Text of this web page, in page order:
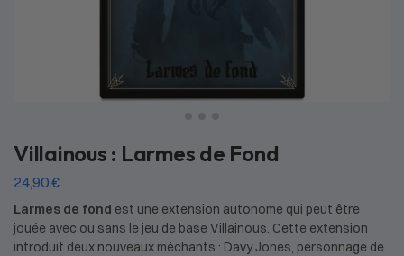
Villainous : Larmes de Fond
24,90€
Larmes de fond est une extension autonome qui peut être
jouée avec ou sans le jeu de base Villainous. Cette extension
introduit deux nouveaux méchants : Davy Jones, personnage de